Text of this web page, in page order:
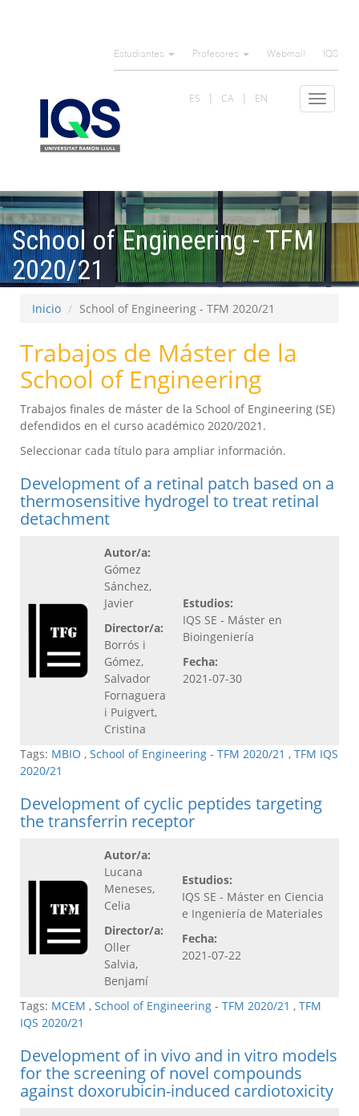
Estudiantes Profesores Webmail IQS
Toggle
ES CA EN
School of Engineering - TFM
2020/21
Inicio School of Engineering - TFM 2020/21
Trabajos de Máster de la
School of Engineering
Trabajos finales de máster de la School of Engineering (SE)
defendidos en el curso académico 2020/2021.
Seleccionar cada título para ampliar información.
Development of a retinal patch based on a
thermosensitive hydrogel to treat retinal
detachment
Autor/a:
Gómez
Sánchez,
Javier
Director/a:
Borrós i
Gómez,
Salvador
Fornaguera
i Puigvert,
Cristina
Estudios:
IQS SE - Máster en
Bioingeniería
Fecha:
2021-07-30
Tags: MBIO , School of Engineering - TFM 2020/21 , TFM IQS
2020/21
Development of cyclic peptides targeting
the transferrin receptor
Autor/a:
Lucana
Meneses,
Celia
Director/a:
Oller
Salvia,
Benjamí
Estudios:
IQS SE - Máster en Ciencia
e Ingeniería de Materiales
Fecha:
2021-07-22
Tags: MCEM , School of Engineering - TFM 2020/21 , TFM
IQS 2020/21
Development of in vivo and in vitro models
for the screening of novel compounds
against doxorubicin-induced cardiotoxicity